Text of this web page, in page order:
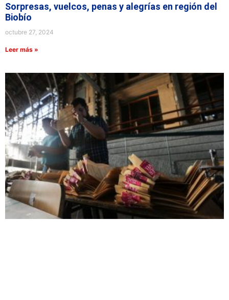
Sorpresas, vuelcos, penas y alegrías en región del
Biobío
octubre 27, 2024
Leer más »